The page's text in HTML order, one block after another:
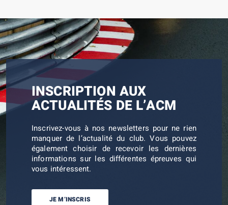
INSCRIPTION AUX
ACTUALITÉS DE L’ACM
Inscrivez-vous à nos newsletters pour ne rien
manquer de l’actualité du club. Vous pouvez
également choisir de recevoir les dernières
informations sur les différentes épreuves qui
vous intéressent.
JE M’INSCRIS